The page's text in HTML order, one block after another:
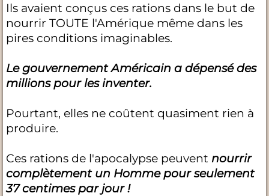
Ils avaient conçus ces rations dans le but de
nourrir TOUTE l'Amérique même dans les
pires conditions imaginables.
Le gouvernement Américain a dépensé des
millions pour les inventer.
Pourtant, elles ne coûtent quasiment rien à
produire.
Ces rations de l'apocalypse peuvent nourrir
complètement un Homme pour seulement
37 centimes par jour !